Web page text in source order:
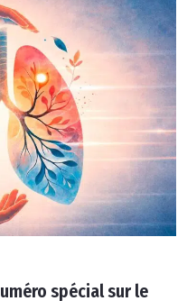
spécial sur le